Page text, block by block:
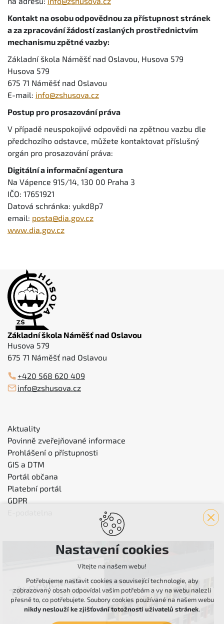
Kontakt na osobu odpovědnou za přístupnost stránek
a za zpracování žádostí zaslaných prostřednictvím
mechanismu zpětné vazby:
Základní škola Náměšť nad Oslavou, Husova 579
Husova 579
675 71 Náměšť nad Oslavou
E-mail: info@zshusova.cz
Postup pro prosazování práva
V případě neuspokojivé odpovědi na zpětnou vazbu dle
předchozího odstavce, můžete kontaktovat příslušný
orgán pro prosazování práva:
Digitální a informační agentura
Na Vápence 915/14, 130 00 Praha 3
IČO: 17651921
Datová schránka: yukd8p7
email: posta@dia.gov.cz
www.dia.gov.cz
Základní škola Náměšť nad Oslavou
Husova 579
675 71 Náměšť nad Oslavou
+420 568 620 409
info@zshusova.cz
Aktuality
Povinně zveřejňované informace
Prohlášení o přístupnosti
GIS a DTM
Portál občana
Platební portál
GDPR
Nastavení cookies
Vítejte na našem webu!
Potřebujeme nastavit cookies a související technologie, aby
zobrazovaný obsah odpovídal vašim potřebám a vy na webu nalezli
přesně to, co potřebujete. Soubory cookies používané na našem webu
nikdy neslouží ke zjišťování totožnosti uživatelů stránek.